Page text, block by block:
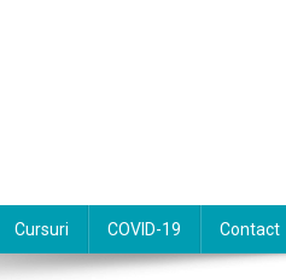
Cursuri COVID-19 Contact